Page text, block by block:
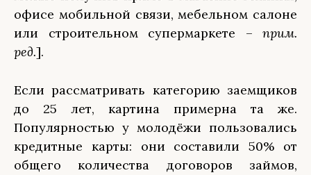
офисе мобильной связи, мебельном салоне
или строительном супермаркете – прим.
ред.].
Если рассматривать категорию заемщиков
до 25 лет, картина примерна та же.
Популярностью у молодёжи пользовались
кредитные карты: они составили 50% от
общего количества договоров займов,